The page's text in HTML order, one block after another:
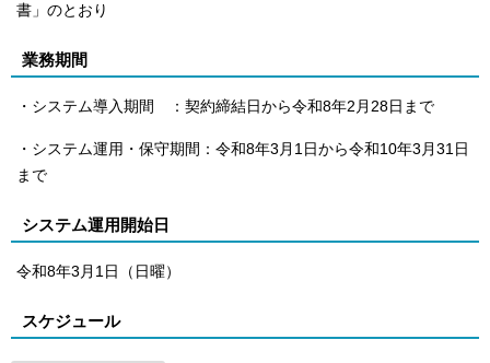
書」のとおり
業務期間
・システム導入期間 ：契約締結日から令和8年2月28日まで
・システム運用・保守期間：令和8年3月1日から令和10年3月31日
まで
システム運用開始日
令和8年3月1日（日曜）
スケジュール